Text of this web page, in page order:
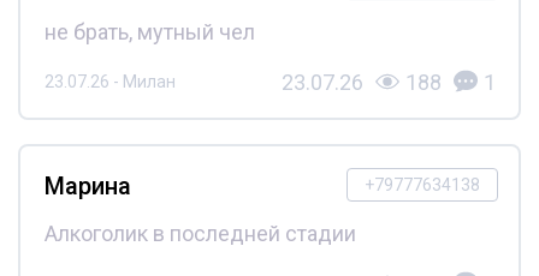
не брать, мутный чел
23.07.26 - Милан 23.07.26 188 1
+79777634138
Марина
Алкоголик в последней стадии